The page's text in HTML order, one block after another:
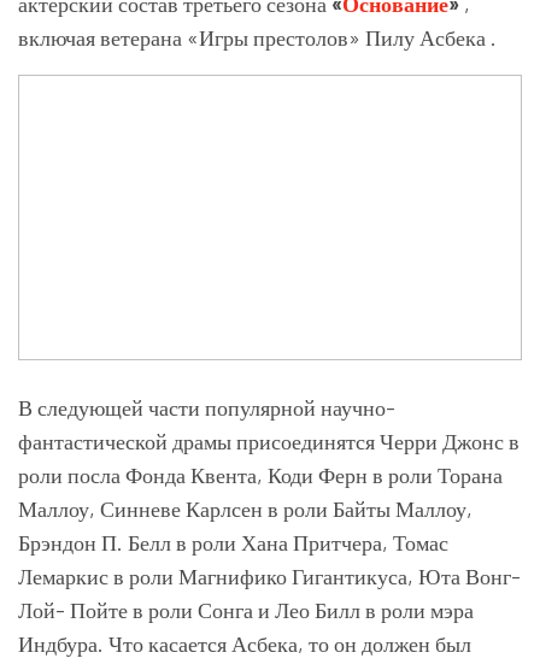
включая ветерана «Игры престолов» Пилу Асбека .
В следующей части популярной научно-
фантастической драмы присоединятсяЧерри Джонсв
роли посла Фонда Квента, Коди Ферн в роли Торана
Маллоу, Синневе Карлсен в роли Байты Маллоу,
Брэндон П. Белл в роли Хана Притчера, Томас
Лемаркис в роли Магнифико Гигантикуса, Юта Вонг-
Лой- Пойте в роли Сонга и Лео Билл в роли мэра
Индбура. Что касается Асбека, то он должен был